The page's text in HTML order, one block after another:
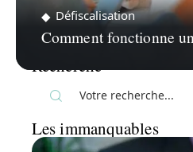
Défiscalisation
Comment fonctionne
Recherche
Les immanquables